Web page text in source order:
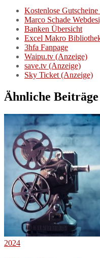
Kostenlose
Marco Schade
Banken Übersicht
Excel Makro
3hfa Fanpage
Waipu.tv (Anzeige)
save.tv (Anzeige)
Sky Ticket (Anzeige)
Ähnliche Beiträge
2024